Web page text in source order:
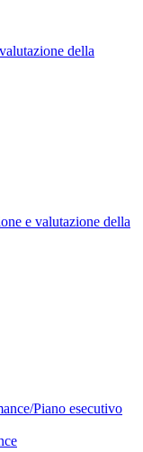
della
e valutazione della
Piano esecutivo